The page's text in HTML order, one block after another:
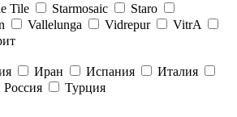
Tile Starmosaic
Staro
Vallelunga Vidrepur
VitrA
Иран Испания
Италия
Россия
Турция